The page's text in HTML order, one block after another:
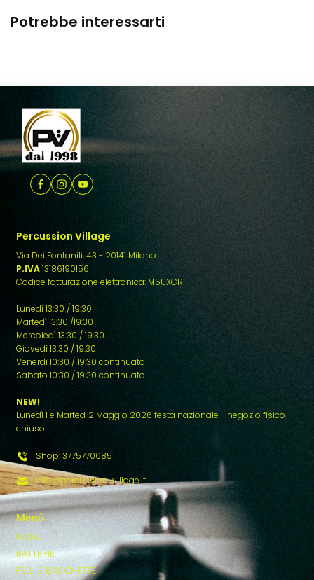
Potrebbe interessarti
Percussion Village
Via Dei Fontanili, 43 - 20141 Milano
P.IVA13186190156
Codice fatturazione elettronica: M5UXCR1
Lunedì 13:30 / 19:30
Martedì 13:30 /19:30
Mercoledì 13:30 / 19:30
Giovedì 13:30 / 19:30
Venerdì 10:30 / 19:30 continuato
Sabato 10:30 / 19:30 continuato
NEW!
Lunedì 1 e Marted' 2 Maggio 2026 festa nazionale - negozio fisico
chiuso
Shop: 3775770085
info@percussion-village.it
Menù
HOME
BATTERIE
PELLI E BACCHETTE